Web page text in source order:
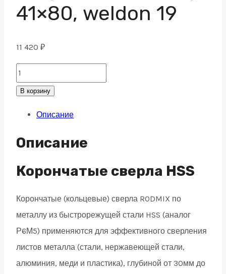
41×80, weldon 19
11 420 ₽
HSS
Co
сверло
41x80,
19
quantity
В корзину
Описание
Описание
Корончатые сверла HSS
Корончатые (кольцевые) сверла RODMIX по
металлу из быстрорежущей стали HSS (аналог
Р6М5) применяются для эффективного сверления
листов металла (стали, нержавеющей стали,
алюминия, меди и пластика), глубиной от 30мм до